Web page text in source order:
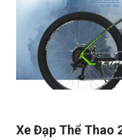
Xe Đạp Thể Thao